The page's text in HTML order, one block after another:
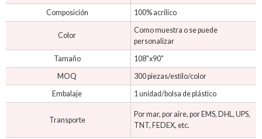
Composición 100% acrílico
Color
Como muestra o se puede
personalizar
Tamaño
108"x90"
MOQ
300 piezas/estilo/color
Embalaje
1 unidad/bolsa de plástico
Transporte
Por mar, por aire, por EMS, DHL, UPS,
TNT, FEDEX, etc.